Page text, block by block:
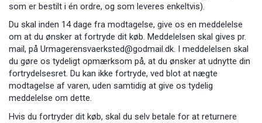
som er bestilt i én ordre, og som leveres enkeltvis).
Du skal inden 14 dage fra modtagelse, give os en meddelelse
om at du ønsker at fortryde dit køb. Meddelelsen skal gives pr.
mail, på Urmagerensvaerksted@godmail.dk. I meddelelsen skal
du gøre os tydeligt opmærksom på, at du ønsker at udnytte din
fortrydelsesret. Du kan ikke fortryde, ved blot at nægte
modtagelse af varen, uden samtidig at give os tydelig
meddelelse om dette.
Hvis du fortryder dit køb, skal du selv betale for at returnere